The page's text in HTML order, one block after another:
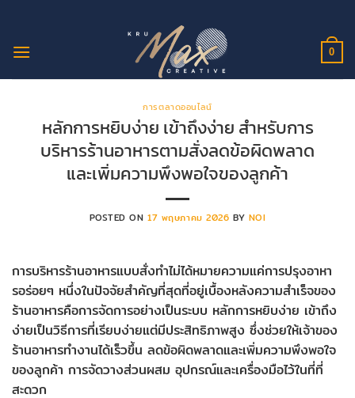
ยัง
0
การตลาดออนไลน์
หลักการหยิบง่าย เข้าถึงง่าย สำหรับการ
บริหารร้านอาหารตามสั่งลดข้อผิดพลาด
และเพิ่มความพึงพอใจของลูกค้า
POSTED ON17 พฤษภาคม 2026 BY NOI
การบริหารร้านอาหารแบบสั่งทำไม่ได้หมายความแค่การปรุงอาหา
รอร่อยๆ หนึ่งในปัจจัยสำคัญที่สุดที่อยู่เบื้องหลังความสำเร็จของ
ร้านอาหารคือการจัดการอย่างเป็นระบบ หลักการหยิบง่าย เข้าถึง
ง่ายเป็นวิธีการที่เรียบง่ายแต่มีประสิทธิภาพสูง ซึ่งช่วยให้เจ้าของ
ร้านอาหารทำงานได้เร็วขึ้น ลดข้อผิดพลาดและเพิ่มความพึงพอใจ
ของลูกค้า การจัดวางส่วนผสม อุปกรณ์และเครื่องมือไว้ในที่ที่
สะดวก